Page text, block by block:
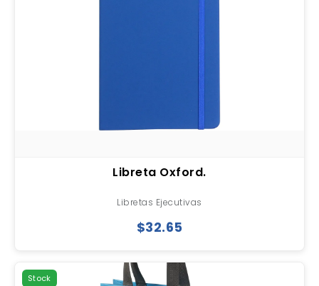
Libreta Oxford.
Libretas Ejecutivas
$32.65
Stock